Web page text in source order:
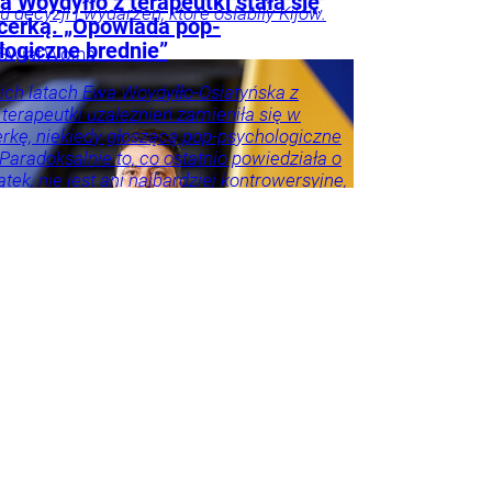
decyzji i wydarzeń, które osłabiły Kijów.
Wojna
„Opowiada pop-
brednie”
latach Ewa Woydyłło-Osiatyńska z
uzależnień zamieniła się w
niekiedy głoszącą pop-psychologiczne
to, co ostatnio powiedziała o
nie jest ani najbardziej kontrowersyjne,